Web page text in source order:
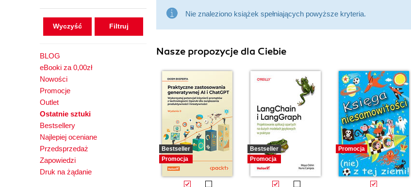
Wyczyść
BLOG
eBooki za 0,00zł
Nowości
Promocje
Outlet
Ostatnie sztuki
Bestsellery
Najlepiej oceniane
Przedsprzedaż
Zapowiedzi
Druk na żądanie
Nie znaleziono książek spełniających powyższe kryteria.
Nasze propozycje dla Ciebie
Bestseller
Promocja
Bestseller
Promocja
Promocja